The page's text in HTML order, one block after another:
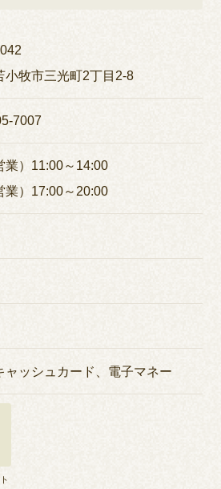
小牧市三光町2丁目2-8
7007
業）11:00～14:00
業）17:00～20:00
ャッシュカード、電子マネー